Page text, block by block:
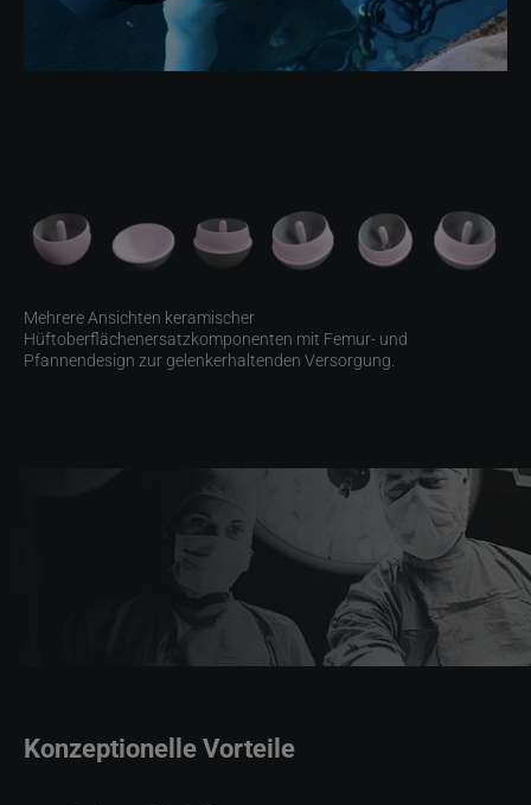
Mehrere Ansichten keramischer
Hüftoberflächenersatzkomponenten mit Femur- und
Pfannendesign zur gelenkerhaltenden Versorgung.
Konzeptionelle Vorteile